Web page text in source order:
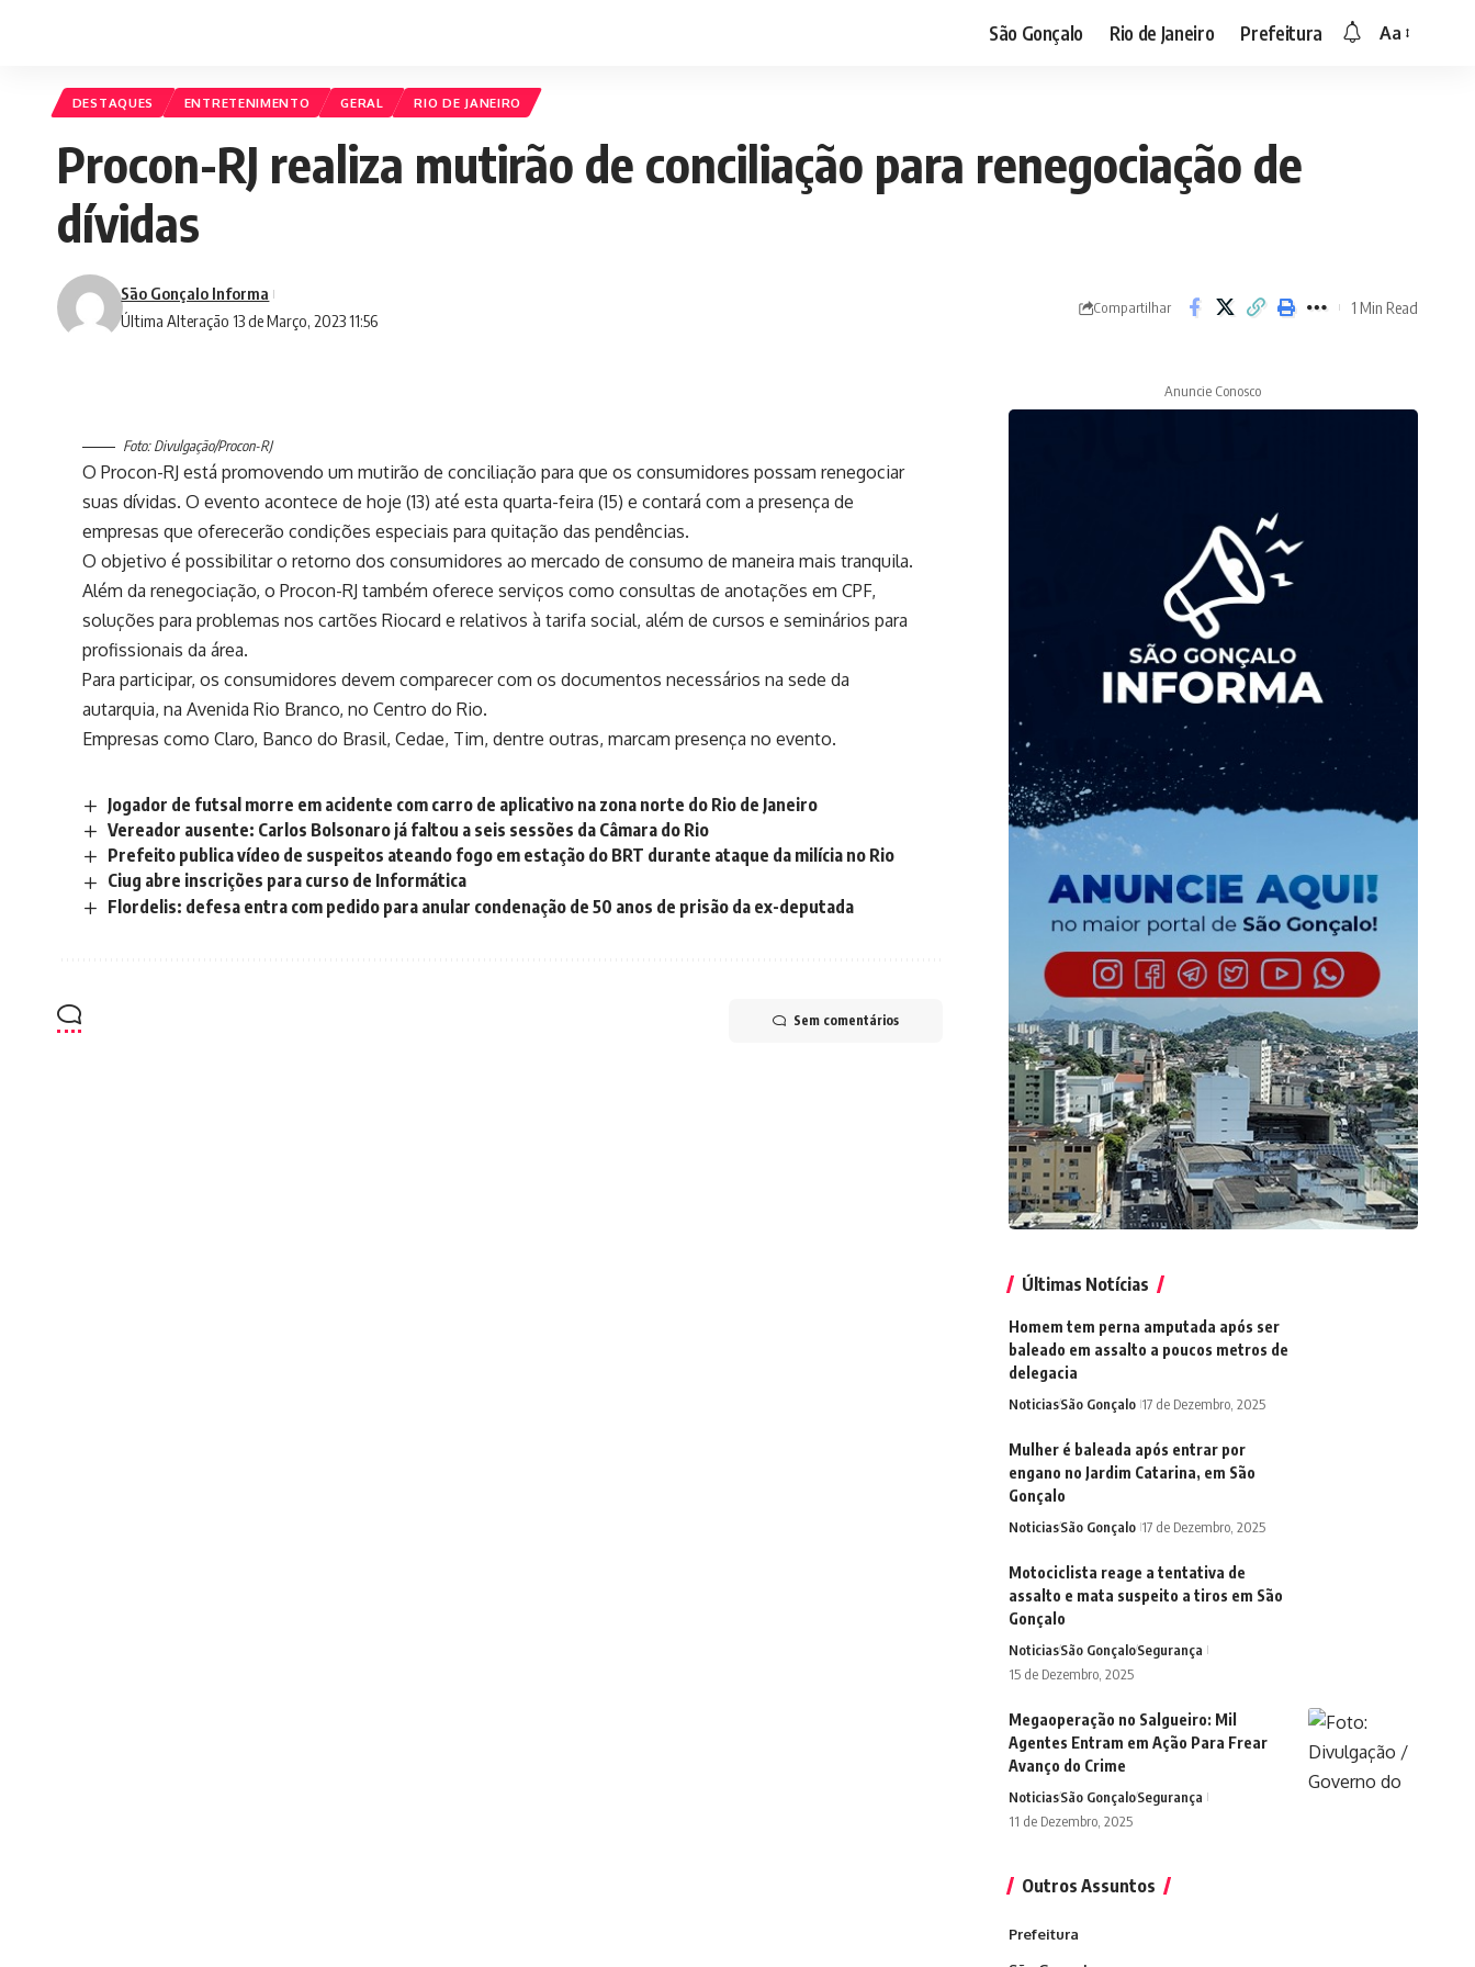
São Gonçalo Rio de Janeiro Prefeitura
Font
Aa
DESTAQUES ENTRETENIMENTO GERAL RIO DE JANEIRO
Procon-RJ realiza mutirão de conciliação para renegociação de
dívidas
Última Alteração 13 de Março, 2023 11:56
São Gonçalo Informa
Compartilhar 1 Min Read
Foto: Divulgação/Procon-RJ
O Procon-RJ está promovendo um mutirão de conciliação para que os consumidores possam renegociar
suas dívidas. O evento acontece de hoje (13) até esta quarta-feira (15) e contará com a presença de
empresas que oferecerão condições especiais para quitação das pendências.
O objetivo é possibilitar o retorno dos consumidores ao mercado de consumo de maneira mais tranquila.
Além da renegociação, o Procon-RJ também oferece serviços como consultas de anotações em CPF,
soluções para problemas nos cartões Riocard e relativos à tarifa social, além de cursos e seminários para
profissionais da área.
Para participar, os consumidores devem comparecer com os documentos necessários na sede da
autarquia, na Avenida Rio Branco, no Centro do Rio.
Empresas como Claro, Banco do Brasil, Cedae, Tim, dentre outras, marcam presença no evento.
Jogador de futsal morre em acidente com carro de aplicativo na zona norte do Rio de Janeiro
Vereador ausente: Carlos Bolsonaro já faltou a seis sessões da Câmara do Rio
Prefeito publica vídeo de suspeitos ateando fogo em estação do BRT durante ataque da milícia no Rio
Ciug abre inscrições para curso de Informática
Flordelis: defesa entra com pedido para anular condenação de 50 anos de prisão da ex-deputada
Sem comentários
Anuncie Conosco
Últimas Notícias
Homem tem perna amputada após ser
baleado em assalto a poucos metros de
delegacia
NoticiasSão Gonçalo 17 de Dezembro, 2025
Mulher é baleada após entrar por
engano no Jardim Catarina, em São
Gonçalo
NoticiasSão Gonçalo 17 de Dezembro, 2025
Motociclista reage a tentativa de
assalto e mata suspeito a tiros em São
Gonçalo
NoticiasSão GonçaloSegurança
15 de Dezembro, 2025
Megaoperação no Salgueiro: Mil
Agentes Entram em Ação Para Frear
Avanço do Crime
NoticiasSão GonçaloSegurança
11 de Dezembro, 2025
Outros Assuntos
Prefeitura